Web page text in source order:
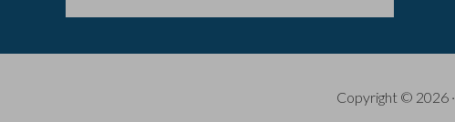
Copyright © 2026 ·